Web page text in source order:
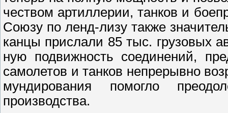
чеством артиллерии, танков и
Союзу по ленд-лизу также
канцы прислали 85 тыс. грузовых
ную подвижность соединений,
самолетов и танков непрерывно
мундирования помогло
производства.